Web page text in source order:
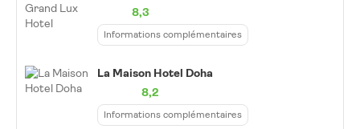
8,3
Informations complémentaires
La Maison Hotel Doha
8,2
Informations complémentaires